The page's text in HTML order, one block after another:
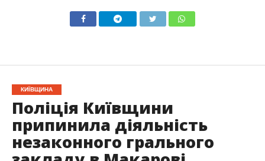
КИЇВЩИНА
Поліція Київщини
припинила діяльність
незаконного грального